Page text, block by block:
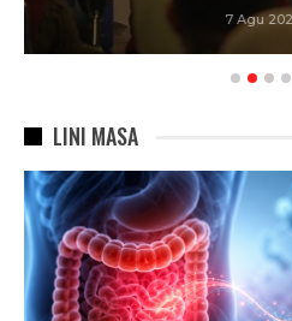
LINI MASA